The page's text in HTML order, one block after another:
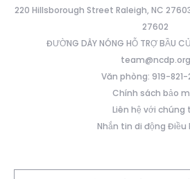
220 Hillsborough Street Raleigh, NC
27602
ĐƯỜNG DÂY NÓNG HỖ TRỢ BẦU
team@ncdp.org
Văn phòng: 919-
Chính sách bảo
Liên hệ với chúng
Nhắn tin di động Điều